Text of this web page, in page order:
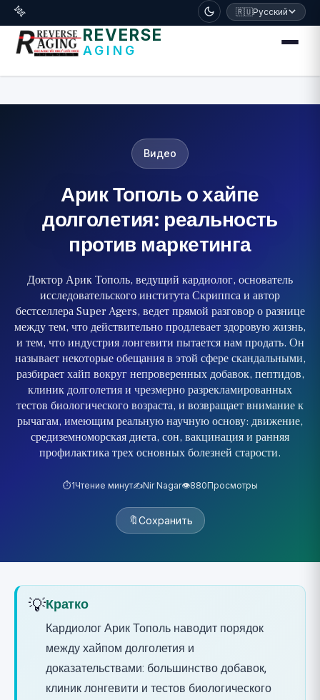
דלג לתוכן הראשי
🧬 🇷🇺Русский
REVERSE
AGING
Видео
Арик Тополь о хайпе
долголетия: реальность
против маркетинга
Доктор Арик Тополь, ведущий кардиолог, основатель
исследовательского института Скриппса и автор
бестселлера Super Agers, ведет прямой разговор о разнице
между тем, что действительно продлевает здоровую жизнь,
и тем, что индустрия лонгевити пытается нам продать. Он
называет некоторые обещания в этой сфере скандальными,
разбирает хайп вокруг непроверенных добавок, пептидов,
клиник долголетия и чрезмерно разрекламированных
тестов биологического возраста, и возвращает внимание к
рычагам, имеющим реальную научную основу: движение,
средиземноморская диета, сон, вакцинация и ранняя
профилактика трех основных болезней старости.
⏱️1Чтение минут✍️Nir Nagar👁️880Просмотры
🔖Сохранить
💡Кратко
Кардиолог Арик Тополь наводит порядок
между хайпом долголетия и
доказательствами: большинство добавок,
клиник лонгевити и тестов биологического